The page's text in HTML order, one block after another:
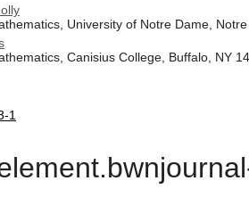
University of Notre Dame,
Canisius College, Buffalo, NY
1